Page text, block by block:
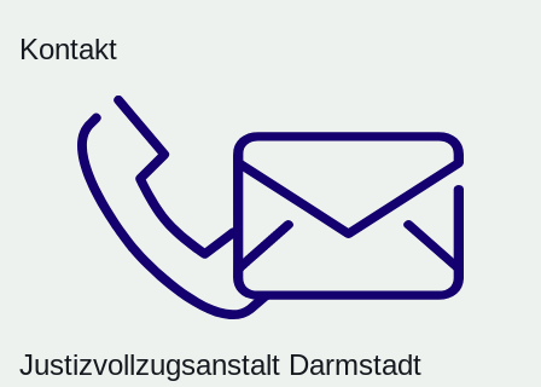
Kontakt
Justizvollzugsanstalt Darmstadt